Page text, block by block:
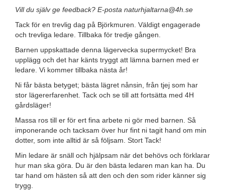
Vill du själv ge feedback? E-posta naturhjaltarna@4h.se
Tack för en trevlig dag på Björkmuren. Väldigt engagerade
och trevliga ledare. Tillbaka för tredje gången.
Barnen uppskattade denna lägervecka supermycket! Bra
upplägg och det har känts tryggt att lämna barnen med er
ledare. Vi kommer tillbaka nästa år!
Ni får bästa betyget; bästa lägret nånsin, från tjej som har
stor lägererfarenhet. Tack och se till att fortsätta med 4H
gårdsläger!
Massa ros till er för ert fina arbete ni gör med barnen. Så
imponerande och tacksam över hur fint ni tagit hand om min
dotter, som inte alltid är så följsam. Stort Tack!
Min ledare är snäll och hjälpsam när det behövs och förklarar
hur man ska göra. Du är den bästa ledaren man kan ha. Du
tar hand om hästen så att den och den som rider känner sig
trygg.